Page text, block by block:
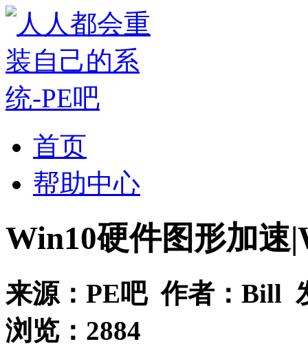
首页
帮助中心
Win10硬件图形加速
来源： PE吧作者： Bill
浏览： 2884